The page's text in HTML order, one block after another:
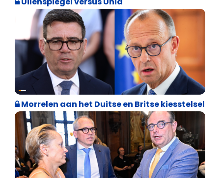
Internationale politiek
Morrelen aan het Duitse en Britse kiesstelsel